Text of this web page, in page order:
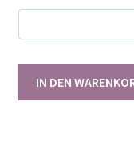
IN DEN